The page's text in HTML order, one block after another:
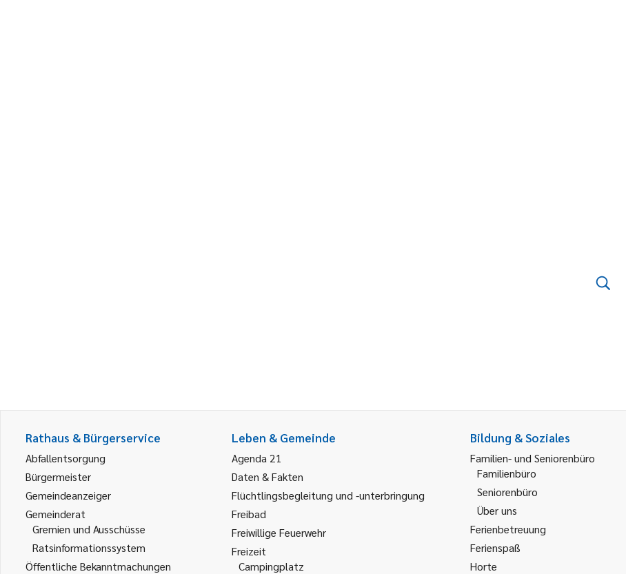
Rathaus & Bürgerservice
Abfallentsorgung
Bürgermeister
Gemeindeanzeiger
Gemeinderat
Gremien und Ausschüsse
Ratsinformationssystem
Öffentliche Bekanntmachungen
Leben & Gemeinde
Agenda 21
Daten & Fakten
Flüchtlingsbegleitung und -unterbringung
Freibad
Freiwillige Feuerwehr
Freizeit
Campingplatz
Bildung & Soziales
Familien- und Seniorenbüro
Familienbüro
Seniorenbüro
Über uns
Ferienbetreuung
Ferienspaß
Horte